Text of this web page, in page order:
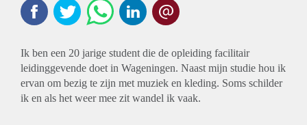
Ik ben een 20 jarige student die de opleiding facilitair
leidinggevende doet in Wageningen. Naast mijn studie hou ik
ervan om bezig te zijn met muziek en kleding. Soms schilder
ik en als het weer mee zit wandel ik vaak.